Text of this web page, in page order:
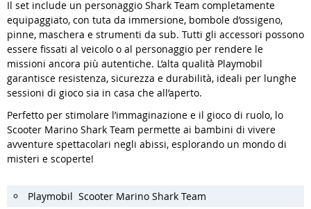
Il set include un personaggio Shark Team completamente
equipaggiato, con tuta da immersione, bombole d’ossigeno,
pinne, maschera e strumenti da sub. Tutti gli accessori possono
essere fissati al veicolo o al personaggio per rendere le
missioni ancora più autentiche. L’alta qualità Playmobil
garantisce resistenza, sicurezza e durabilità, ideali per lunghe
sessioni di gioco sia in casa che all’aperto.
Perfetto per stimolare l’immaginazione e il gioco di ruolo, lo
Scooter Marino Shark Team permette ai bambini di vivere
avventure spettacolari negli abissi, esplorando un mondo di
misteri e scoperte!
Playmobil Scooter Marino Shark Team